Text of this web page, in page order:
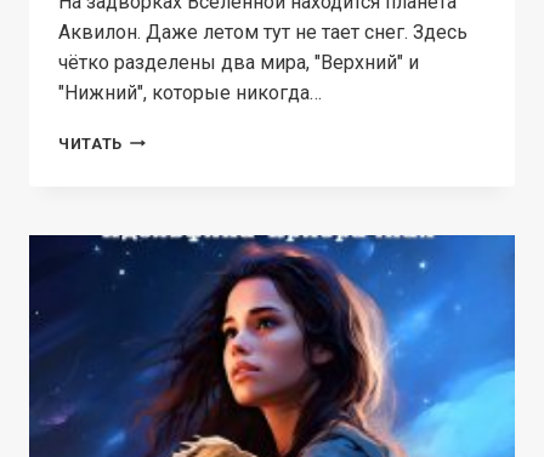
Аквилон. Даже летом тут не тает снег. Здесь
чётко разделены два мира, "Верхний" и
"Нижний", которые никогда…
ЧИТАТЬ РУИНЫ